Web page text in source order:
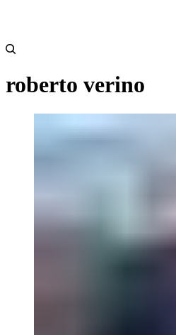
roberto verino